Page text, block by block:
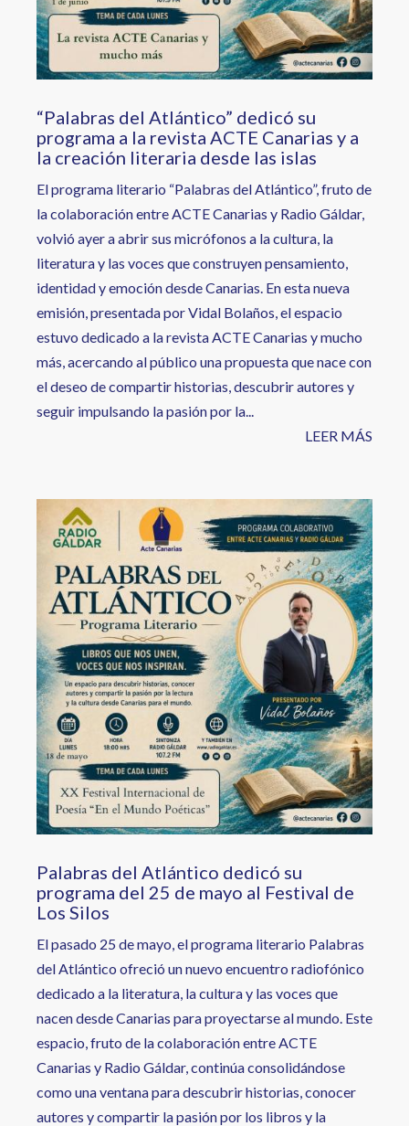
“Palabras del Atlántico” dedicó su
programa a la revista ACTE Canarias y a
la creación literaria desde las islas
El programa literario “Palabras del Atlántico”, fruto de
la colaboración entre ACTE Canarias y Radio Gáldar,
volvió ayer a abrir sus micrófonos a la cultura, la
literatura y las voces que construyen pensamiento,
identidad y emoción desde Canarias. En esta nueva
emisión, presentada por Vidal Bolaños, el espacio
estuvo dedicado a la revista ACTE Canarias y mucho
más, acercando al público una propuesta que nace con
el deseo de compartir historias, descubrir autores y
seguir impulsando la pasión por la...
LEER MÁS
Image
Palabras del Atlántico dedicó su
programa del 25 de mayo al Festival de
Los Silos
El pasado 25 de mayo, el programa literario Palabras
del Atlántico ofreció un nuevo encuentro radiofónico
dedicado a la literatura, la cultura y las voces que
nacen desde Canarias para proyectarse al mundo. Este
espacio, fruto de la colaboración entre ACTE
Canarias y Radio Gáldar, continúa consolidándose
como una ventana para descubrir historias, conocer
autores y compartir la pasión por los libros y la